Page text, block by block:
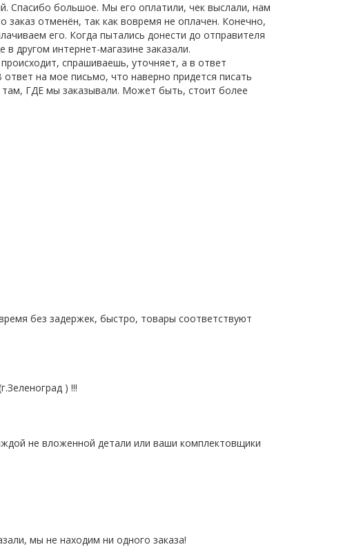
Спасибо большое. Мы его оплатили, чек выслали, нам
заказ отменён, так как вовремя не оплачен. Конечно,
его. Когда пытались донести до отправителя
другом интернет-магазине заказали.
спрашиваешь, уточняет, а в ответ
на мое письмо, что наверно придется писать
ГДЕ мы заказывали. Может быть, стоит более
без задержек, быстро, товары соответствуют
) !!!
не вложенной детали или ваши комплектовщики
мы не находим ни одного заказа!